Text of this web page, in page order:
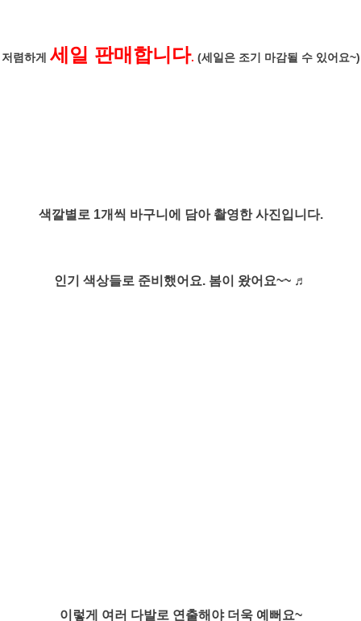
저렴하게 세일 판매합니다. (세일은 조기 마감될 수 있어요~)
색깔별로 1개씩 바구니에 담아 촬영한 사진입니다.
인기 색상들로 준비했어요. 봄이 왔어요~~ ♬
이렇게 여러 다발로 연출해야 더욱 예뻐요~